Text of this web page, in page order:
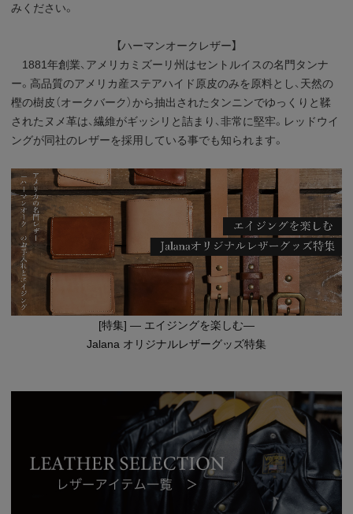
みください。
【ハーマンオークレザー】
1881年創業、アメリカミズーリ州はセントルイスの名門タンナ
ー。高品質のアメリカ産ステアハイド原皮のみを原料とし、天然の
樫の樹皮（オークバーク）から抽出されたタンニンでゆっくりと鞣
されたヌメ革は、繊維がギッシリと詰まり、非常に堅牢。レッドウイ
ングが同社のレザーを採用している事でも知られます。
[特集] — エイジングを楽しむ—
Jalana オリジナルレザーグッズ特集